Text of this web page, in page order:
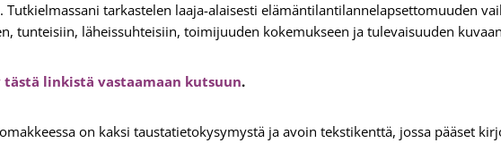
Tutkielmassani tarkastelen laaja-alaisesti elämäntilantilannelapsettomuuden
tunteisiin, läheissuhteisiin, toimijuuden kokemukseen ja tulevaisuuden
tästä linkistä vastaamaan kutsuun.
on kaksi taustatietokysymystä ja avoin tekstikenttä, jossa pääset